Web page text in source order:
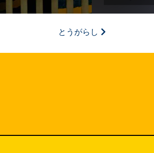
とうがらし